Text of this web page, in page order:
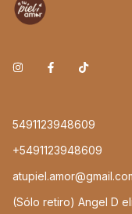
5491123948609
+5491123948609
(Sólo retiro) Angel D